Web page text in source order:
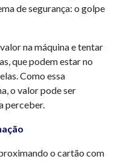
de segurança: o golpe
na máquina e tentar
que podem estar no
Como essa
o valor pode ser
perceber.
o cartão com